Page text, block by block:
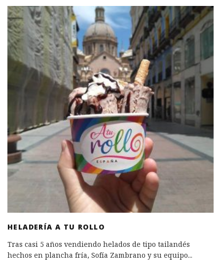
HELADERÍA A TU ROLLO
Tras casi 5 años vendiendo helados de tipo tailandés
hechos en plancha fría, Sofía Zambrano y su equipo...